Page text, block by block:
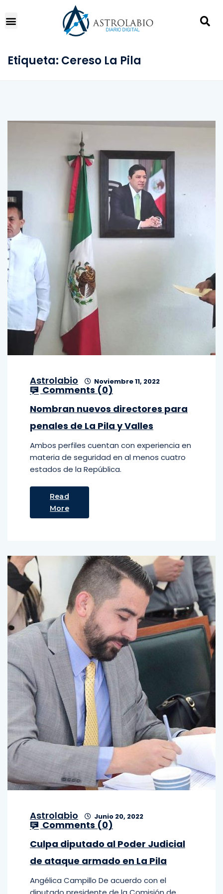
Etiqueta: Cereso La Pila
Astrolabio Noviembre 11, 2022
Comments (0)
Nombran nuevos directores para
penales de La Pila y Valles
Ambos perfiles cuentan con experiencia en
materia de seguridad en al menos cuatro
estados de la República.
Read
More
Astrolabio Junio 20, 2022
Comments (0)
Culpa diputado al Poder Judicial
de ataque armado en La Pila
Angélica Campillo De acuerdo con el